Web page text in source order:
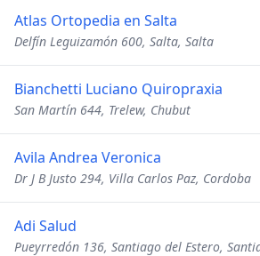
Atlas Ortopedia en Salta
Delfín Leguizamón 600, Salta, Salta
Bianchetti Luciano Quiropraxia
San Martín 644, Trelew, Chubut
Avila Andrea Veronica
Dr J B Justo 294, Villa Carlos Paz, Cordoba
Adi Salud
Pueyrredón 136, Santiago del Estero,